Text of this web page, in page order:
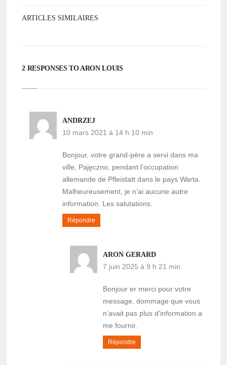
ARTICLES SIMILAIRES
2 RESPONSES TO ARON LOUIS
ANDRZEJ
10 mars 2021 à 14 h 10 min
Bonjour, votre grand-père a servi dans ma
ville, Pajęczno, pendant l’occupation
allemande de Pfleistatt dans le pays Warta.
Malheureusement, je n’ai aucune autre
information. Les salutations.
Répondre
ARON GERARD
7 juin 2025 à 9 h 21 min
Bonjour er merci pour votre
message, dommage que vous
n’avait pas plus d’information a
me fournir.
Répondre